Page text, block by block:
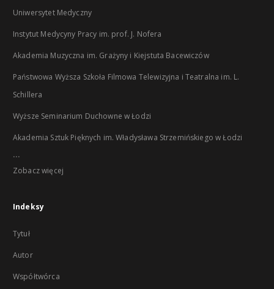
Uniwersytet Medyczny
Instytut Medycyny Pracy im. prof. J. Nofera
Akademia Muzyczna im. Grażyny i Kiejstuta Bacewiczów
Państwowa Wyższa Szkoła Filmowa Telewizyjna i Teatralna im. L.
Schillera
Wyższe Seminarium Duchowne w Łodzi
Akademia Sztuk Pięknych im. Władysława Strzemińskiego w Łodzi
...
Zobacz więcej
Indeksy
Tytuł
Autor
Współtwórca